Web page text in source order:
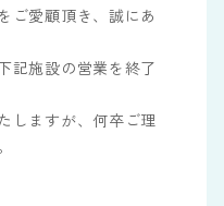
ご愛顧頂き、誠にあ
記施設の営業を終了
しますが、何卒ご理